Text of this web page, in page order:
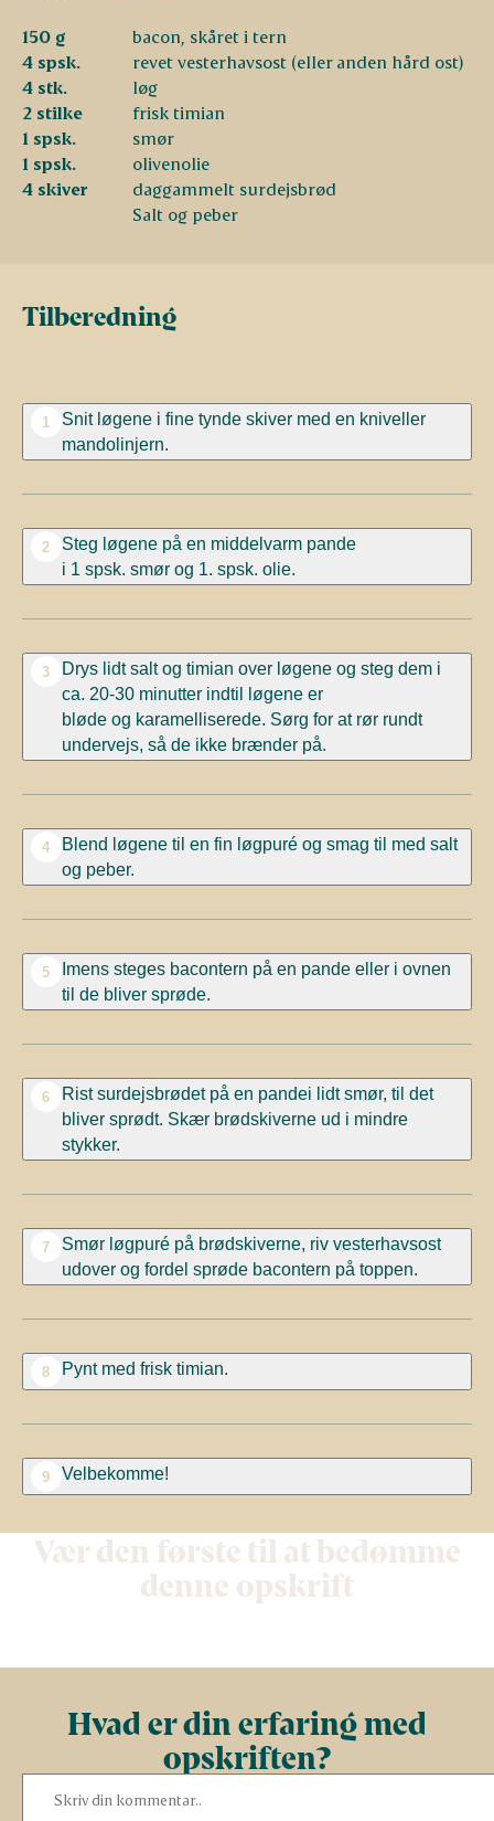
150 g
bacon, skåret i tern
4 spsk.
revet vesterhavsost (eller anden hård ost)
4 stk.
løg
2 stilke
frisk timian
1 spsk.
smør
1 spsk.
olivenolie
4 skiver
daggammelt surdejsbrød
Salt og peber
Tilberedning
1 Snit løgene i fine tynde skiver med en kniveller
mandolinjern.
2 Steg løgene på en middelvarm pande
i 1 spsk. smør og 1. spsk. olie.
3 Drys lidt salt og timian over løgene og steg dem i
ca. 20-30 minutter indtil løgene er
bløde og karamelliserede. Sørg for at rør rundt
undervejs, så de ikke brænder på.
4
Blend løgene til en fin løgpuré og smag til med salt
og peber.
5 Imens steges bacontern på en pande eller i ovnen
til de bliver sprøde.
6 Rist surdejsbrødet på en pandei lidt smør, til det
bliver sprødt. Skær brødskiverne ud i mindre
stykker.
7 Smør løgpuré på brødskiverne, riv vesterhavsost
udover og fordel sprøde bacontern på toppen.
8 Pynt med frisk timian.
9 Velbekomme!
Vær den første til at bedømme
denne opskrift
Hvad er din erfaring med
opskriften?